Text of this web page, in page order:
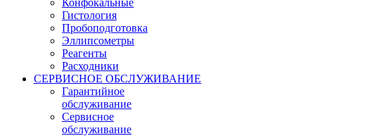
Конфокальные
Гистология
Пробоподготовка
Эллипсометры
Реагенты
Расходники
СЕРВИСНОЕ ОБСЛУЖИВАНИЕ
Гарантийное
обслуживание
Сервисное
обслуживание